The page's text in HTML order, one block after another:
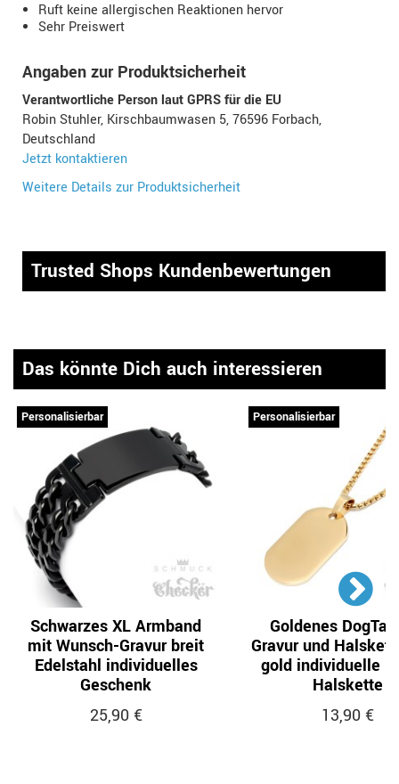
Ruft keine allergischen Reaktionen hervor
Sehr Preiswert
Angaben zur Produktsicherheit
Verantwortliche Person laut GPRS für die EU
Robin Stuhler, Kirschbaumwasen 5, 76596 Forbach,
Deutschland
Jetzt kontaktieren
Weitere Details zur Produktsicherheit
Trusted Shops Kundenbewertungen
Das könnte Dich auch interessieren
Personalisierbar
Schwarzes XL Armband
mit Wunsch-Gravur breit
Edelstahl individuelles
Geschenk
25,90 €
Personalisierbar
Goldenes
Gravur und
gold individuelle
Halskette
13,90 €